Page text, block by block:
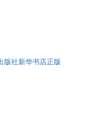
版社新华书店正版